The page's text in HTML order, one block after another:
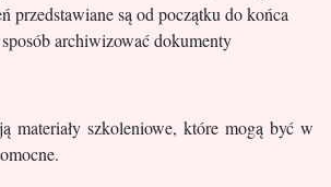
przedstawiane są od początku do końca
archiwizować dokumenty
materiały szkoleniowe, które mogą być w